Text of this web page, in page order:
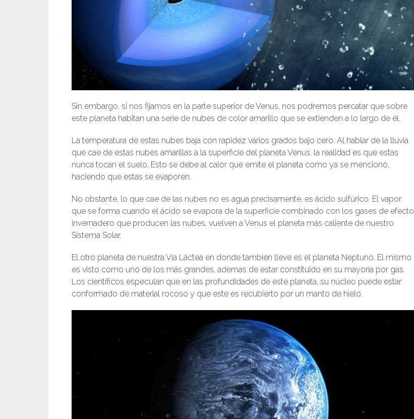
Sin embargo, si nos fijamos en la parte superior de Venus, nos podremos percatar que sobre
este planeta habitan una serie de nubes de color amarillo que se extienden a lo largo de él.
La temperatura de estas nubes baja con rapidez varios grados bajo cero. Al hablar de la lluvia
que cae de estas nubes amarillas a la superficie del planeta Venus, la realidad es que estas
nunca tocan el suelo. Esto se debe al calor que emite el planeta como ya se mencionó,
haciendo que estas se evaporen.
No obstante, lo que cae de las nubes no es agua precisamente, es ácido sulfúrico. El vapor
que se forma cuando el ácido se evapora de la superficie combinado con los gases de efecto
invernadero que producen las nubes, vuelven a Venus el planeta más caliente de nuestro
Sistema Solar.
El otro planeta de nuestra Vía Láctea en donde también lleve es el planeta Neptuno. El mismo
es visto como uno de los más grandes, ademas de estar constituido en su mayoría por gas.
Los científicos especulan que en las profundidades de este planeta, su núcleo puede estar
conformado de material rocoso y que este es recubierto por un manto de hielo.